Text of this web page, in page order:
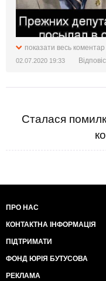
показати весь коментар
02.07.2020 19:33
Сталася
ПРО НАС
КОНТАКТНА ІНФОРМАЦІЯ
ПІДТРИМАТИ
ФОНД ЮРІЯ БУТУСОВА
РЕКЛАМА